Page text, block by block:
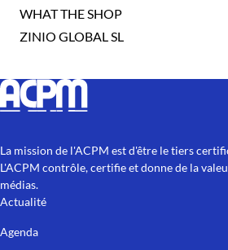
WHAT THE SHOP
ZINIO GLOBAL SL
La mission de l'ACPM est d'être le tiers
L'ACPM contrôle, certifie et donne de la
médias.
Actualité
Agenda